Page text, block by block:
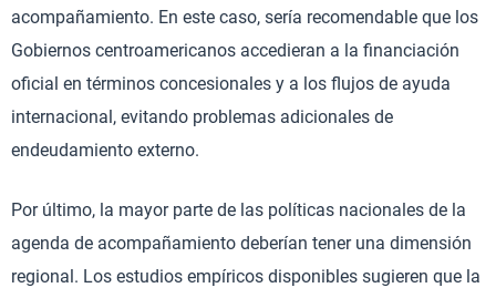
acompañamiento. En este caso, sería recomendable que los
Gobiernos centroamericanos accedieran a la financiación
oficial en términos concesionales y a los flujos de ayuda
internacional, evitando problemas adicionales de
endeudamiento externo.
Por último, la mayor parte de las políticas nacionales de la
agenda de acompañamiento deberían tener una dimensión
regional. Los estudios empíricos disponibles sugieren que la